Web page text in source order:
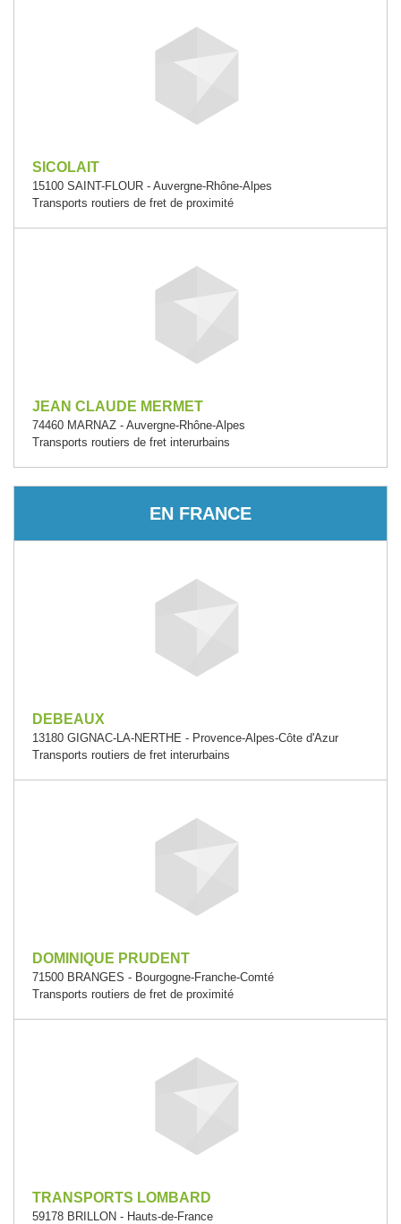
SICOLAIT
15100 SAINT-FLOUR - Auvergne-Rhône-Alpes
Transports routiers de fret de proximité
JEAN CLAUDE MERMET
74460 MARNAZ - Auvergne-Rhône-Alpes
Transports routiers de fret interurbains
EN FRANCE
DEBEAUX
13180 GIGNAC-LA-NERTHE - Provence-Alpes-Côte d'Azur
Transports routiers de fret interurbains
DOMINIQUE PRUDENT
71500 BRANGES - Bourgogne-Franche-Comté
Transports routiers de fret de proximité
TRANSPORTS LOMBARD
59178 BRILLON - Hauts-de-France